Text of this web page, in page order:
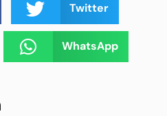
Twitter
WhatsApp